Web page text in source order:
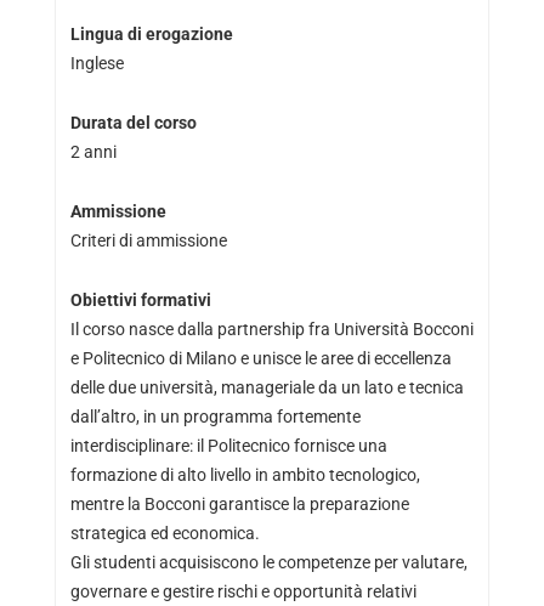
Lingua di erogazione
Inglese
Durata del corso
2 anni
Ammissione
Criteri di ammissione
Obiettivi formativi
Il corso nasce dalla partnership fra Università Bocconi
e Politecnico di Milano e unisce le aree di eccellenza
delle due università, manageriale da un lato e tecnica
dall’altro, in un programma fortemente
interdisciplinare: il Politecnico fornisce una
formazione di alto livello in ambito tecnologico,
mentre la Bocconi garantisce la preparazione
strategica ed economica.
Gli studenti acquisiscono le competenze per valutare,
governare e gestire rischi e opportunità relativi